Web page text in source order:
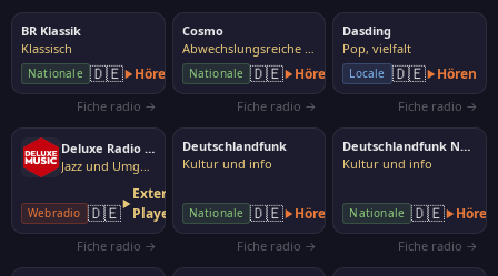
BR Klassik
Klassisch
Nationale 🇩🇪 Hören
Fiche radio →
Cosmo
Abwechslungsreiche Musik
Nationale 🇩🇪 Hören
Fiche radio →
Dasding
Pop, vielfalt
Locale 🇩🇪 Hören
Fiche radio →
Deluxe Radio Easy
Jazz und Umgebung
Webradio 🇩🇪
Externer
Player
Fiche radio →
Deutschlandfunk
Kultur und info
Nationale 🇩🇪 Hören
Fiche radio →
Deutschlandfunk Nova
Kultur und info
Nationale 🇩🇪 Hören
Fiche radio →